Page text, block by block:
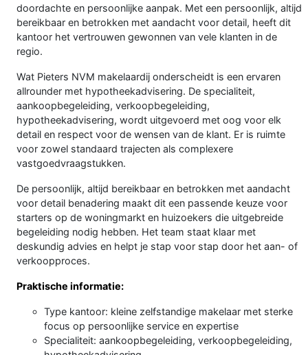
doordachte en persoonlijke aanpak. Met een persoonlijk, altijd
bereikbaar en betrokken met aandacht voor detail, heeft dit
kantoor het vertrouwen gewonnen van vele klanten in de
regio.
Wat Pieters NVM makelaardij onderscheidt is een ervaren
allrounder met hypotheekadvisering. De specialiteit,
aankoopbegeleiding, verkoopbegeleiding,
hypotheekadvisering, wordt uitgevoerd met oog voor elk
detail en respect voor de wensen van de klant. Er is ruimte
voor zowel standaard trajecten als complexere
vastgoedvraagstukken.
De persoonlijk, altijd bereikbaar en betrokken met aandacht
voor detail benadering maakt dit een passende keuze voor
starters op de woningmarkt en huizoekers die uitgebreide
begeleiding nodig hebben. Het team staat klaar met
deskundig advies en helpt je stap voor stap door het aan- of
verkoopproces.
Praktische informatie:
Type kantoor: kleine zelfstandige makelaar met sterke
focus op persoonlijke service en expertise
Specialiteit: aankoopbegeleiding, verkoopbegeleiding,